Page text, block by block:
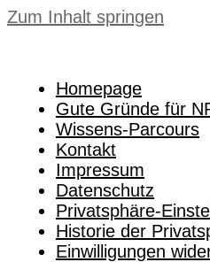
Zum Inhalt springen
Homepage
Gute Gründe für
Wissens-Parcours
Kontakt
Impressum
Datenschutz
Privatsphäre-
Historie der
Einwilligungen